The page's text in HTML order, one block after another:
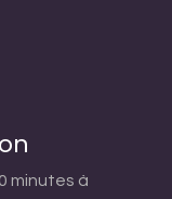
minutes à